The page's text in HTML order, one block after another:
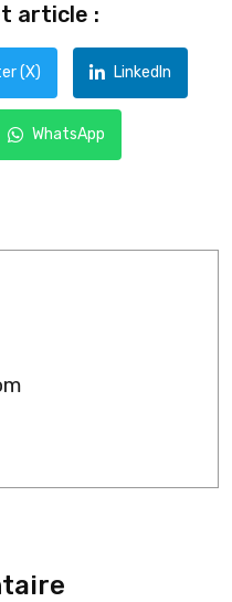
article :
(X) LinkedIn
WhatsApp